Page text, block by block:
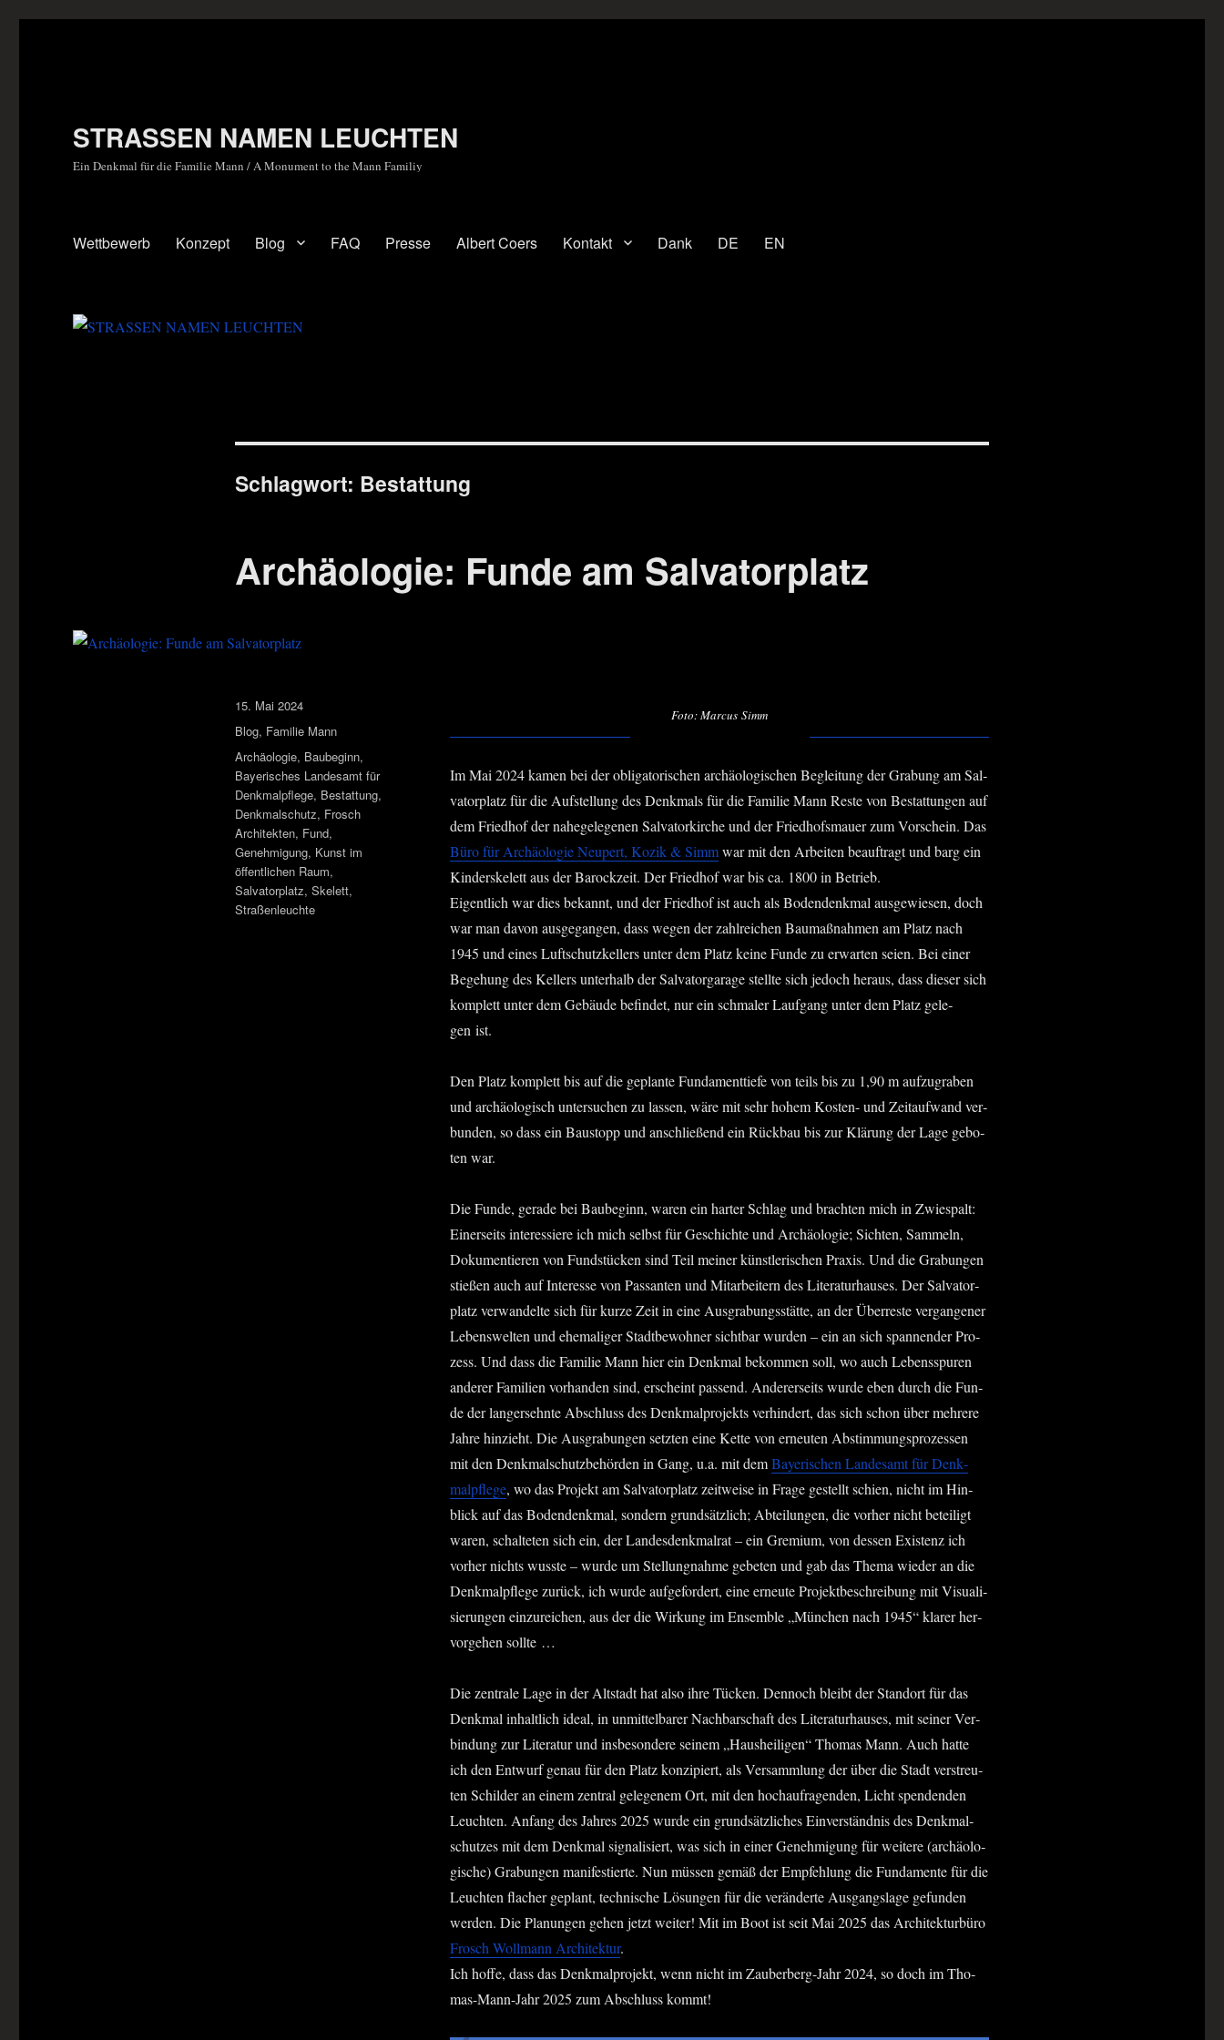
STRASSEN NAMEN LEUCHTEN
Ein Denkmal für die Familie Mann / A Monument to the Mann Familiy
Wettbewerb Konzept Blog FAQ Presse Albert Coers Kontakt Dank DE EN
Schlagwort: Bestattung
Archäologie: Funde am Salvatorplatz
Foto: Mar­cus Simm
Im Mai 2024 kamen bei der obli­ga­to­ri­schen archäo­lo­gi­schen Beglei­tung der Gra­bung am Sal­
va­tor­platz für die Auf­stel­lung des Denk­mals für die Fami­lie Mann Res­te von Bestat­tun­gen auf
dem Fried­hof der nahe­ge­le­ge­nen Sal­va­tor­kir­che und der Fried­hofs­mau­er zum Vor­schein. Das
Büro für Archäo­lo­gie Neu­pert, Kozik & Simmwar mit den Arbei­ten beauf­tragt und barg ein
Kin­der­ske­lett aus der Barock­zeit. Der Fried­hof war bis ca. 1800 in Betrieb.
Eigent­lich war dies bekannt, und der Fried­hof ist auch als Boden­denk­mal aus­ge­wie­sen, doch
war man davon aus­ge­gan­gen, dass wegen der zahl­rei­chen Bau­maß­nah­men am Platz nach
1945 und eines Luft­schutz­kel­lers unter dem Platz kei­ne Fun­de zu erwar­ten sei­en. Bei einer
Bege­hung des Kel­lers unter­halb der Sal­vat­or­ga­ra­ge stell­te sich jedoch her­aus, dass die­ser sich
kom­plett unter dem Gebäu­de befin­det, nur ein schma­ler Lauf­gang unter dem Platz gele­
gen ist.
Den Platz kom­plett bis auf die geplan­te Fun­da­ment­tie­fe von teils bis zu 1,90 m auf­zu­gra­ben
und archäo­lo­gisch unter­su­chen zu las­sen, wäre mit sehr hohem Kos­ten- und Zeit­auf­wand ver­
bun­den, so dass ein Bau­stopp und anschlie­ßend ein Rück­bau bis zur Klä­rung der Lage gebo­
ten war.
Die Fun­de, gera­de bei Bau­be­ginn, waren ein har­ter Schlag und brach­ten mich in Zwie­spalt:
Einer­seits inter­es­sie­re ich mich selbst für Geschich­te und Archäo­lo­gie; Sich­ten, Sam­meln,
Doku­men­tie­ren von Fund­stü­cken sind Teil mei­ner künst­le­ri­schen Pra­xis. Und die Gra­bun­gen
stie­ßen auch auf Inter­es­se von Pas­san­ten und Mit­ar­bei­tern des Lite­ra­tur­hau­ses. Der Sal­va­tor­
platz ver­wan­del­te sich für kur­ze Zeit in eine Aus­gra­bungs­stät­te, an der Über­res­te ver­gan­ge­ner
Lebens­wel­ten und ehe­ma­li­ger Stadt­be­woh­ner sicht­bar wur­den – ein an sich span­nen­der Pro­
zess. Und dass die Fami­lie Mann hier ein Denk­mal bekom­men soll, wo auch Lebens­spu­ren
ande­rer Fami­li­en vor­han­den sind, erscheint pas­send. Ande­rer­seits wur­de eben durch die Fun­
de der lang­ersehn­te Abschluss des Denk­mal­pro­jekts ver­hin­dert, das sich schon über meh­re­re
Jah­re hin­zieht. Die Aus­gra­bun­gen setz­ten eine Ket­te von erneu­ten Abstim­mungs­pro­zes­sen
mit den Denk­mal­schutz­be­hör­den in Gang, u.a. mit demBaye­ri­schen Lan­des­amt für Denk­
mal­pfle­ge, wo das Pro­jekt am Sal­va­tor­platz zeit­wei­se in Fra­ge gestellt schien, nicht im Hin­
blick auf das Boden­denk­mal, son­dern grund­sätz­lich; Abtei­lun­gen, die vor­her nicht betei­ligt
waren, schal­te­ten sich ein, der Lan­des­denk­mal­rat – ein Gre­mi­um, von des­sen Exis­tenz ich
vor­her nichts wuss­te – wur­de um Stel­lung­nah­me gebe­ten und gab das The­ma wie­der an die
Denk­mal­pfle­ge zurück, ich wur­de auf­ge­for­dert, eine erneu­te Pro­jekt­be­schrei­bung mit Visua­li­
sie­run­gen ein­zu­rei­chen, aus der die Wir­kung im Ensem­ble „Mün­chen nach 1945“ kla­rer her­
vor­ge­hen sollte …
Die zen­tra­le Lage in der Alt­stadt hat also ihre Tücken. Den­noch bleibt der Stand­ort für das
Denk­mal inhalt­lich ide­al, in unmit­tel­ba­rer Nach­bar­schaft des Lite­ra­tur­hau­ses, mit sei­ner Ver­
bin­dung zur Lite­ra­tur und ins­be­son­de­re sei­nem „Haus­hei­li­gen“ Tho­mas Mann. Auch hat­te
ich den Ent­wurf genau für den Platz kon­zi­piert, als Ver­samm­lung der über die Stadt ver­streu­
ten Schil­der an einem zen­tral gele­ge­nem Ort, mit den hoch­auf­ra­gen­den, Licht spen­den­den
Leuch­ten. Anfang des Jah­res 2025 wur­de ein grund­sätz­li­ches Ein­ver­ständ­nis des Denk­mal­
schut­zes mit dem Denk­mal signa­li­siert, was sich in einer Geneh­mi­gung für wei­te­re (archäo­lo­
gi­sche) Gra­bun­gen mani­fes­tier­te. Nun müs­sen gemäß der Emp­feh­lung die Fun­da­men­te für die
Leuch­ten fla­cher geplant, tech­ni­sche Lösun­gen für die ver­än­der­te Aus­gangs­la­ge gefun­den
wer­den. Die Pla­nun­gen gehen jetzt wei­ter! Mit im Boot ist seit Mai 2025 das Archi­tek­tur­bü­ro
Frosch Woll­mann Archi­tek­tur.
Ich hof­fe, dass das Denk­mal­pro­jekt, wenn nicht im Zau­ber­berg-Jahr 2024, so doch im Tho­
mas-Mann-Jahr 2025 zum Abschluss kommt!
Veröffentlicht
am
15. Mai 2024
Kategorien
Blog, Familie Mann
Schlagwörter
Archäologie, Baubeginn,
Bayerisches Landesamt für
Denkmalpflege, Bestattung,
Denkmalschutz, Frosch
Architekten, Fund,
Genehmigung, Kunst im
öffentlichen Raum,
Salvatorplatz, Skelett,
Straßenleuchte